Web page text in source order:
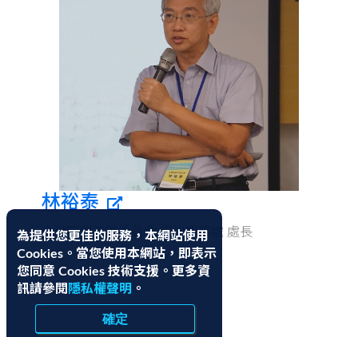
為提供您更佳的服務，本網站使用
Cookies。當您使用本網站，即表示
您同意 Cookies 技術支援。更多資
訊請參閱 隱私權聲明 。
確定
林裕泰
金融監督管理委員會 資訊服務處 處長